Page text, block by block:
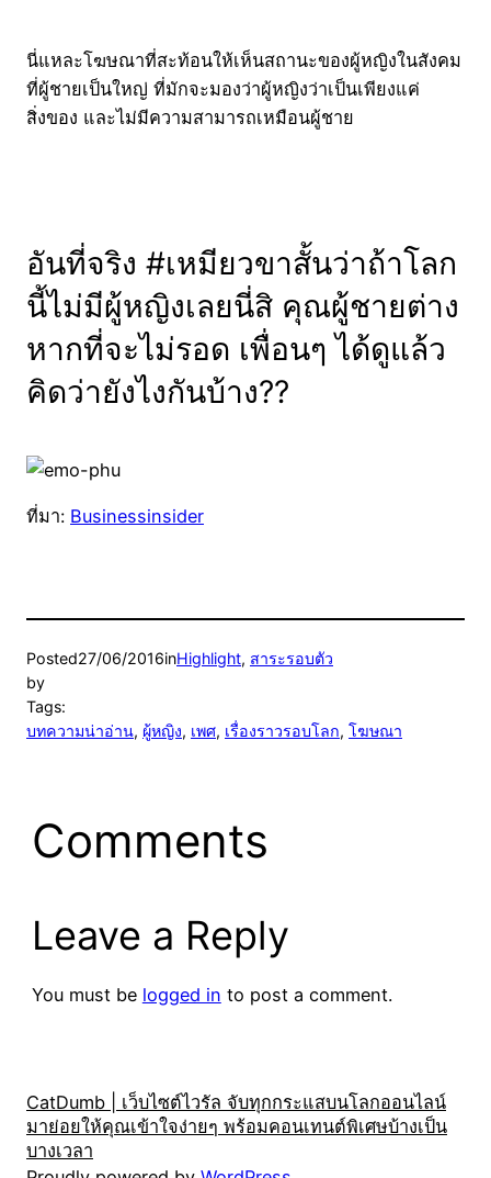
นี่แหละโฆษณาที่สะท้อนให้เห็นสถานะของผู้หญิงในสังคม
ที่ผู้ชายเป็นใหญ่ ที่มักจะมองว่าผู้หญิงว่าเป็นเพียงแค่
สิ่งของ และไม่มีความสามารถเหมือนผู้ชาย
อันที่จริง #เหมียวขาสั้นว่าถ้าโลก
นี้ไม่มีผู้หญิงเลยนี่สิ คุณผู้ชายต่าง
หากที่จะไม่รอด เพื่อนๆ ได้ดูแล้ว
คิดว่ายังไงกันบ้าง??
ที่มา: Businessinsider
Posted27/06/2016inHighlight, สาระรอบตัว
by
Tags:
บทความน่าอ่าน, ผู้หญิง, เพศ, เรื่องราวรอบโลก, โฆษณา
Comments
Leave a Reply
You must be logged in to post a comment.
CatDumb | เว็บไซต์ไวรัล จับทุกกระแสบนโลกออนไลน์
มาย่อยให้คุณเข้าใจง่ายๆ พร้อมคอนเทนต์พิเศษบ้างเป็น
บางเวลา